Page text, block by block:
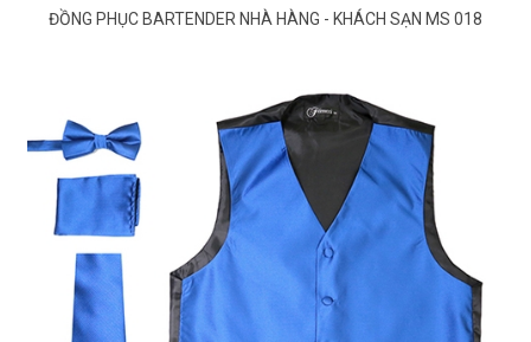
ĐỒNG PHỤC BARTENDER NHÀ HÀNG - KHÁCH SẠN MS 018